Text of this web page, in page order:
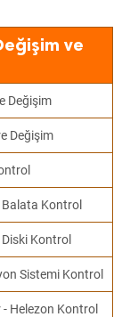
ve
Değişim
Değişim
Kontrol
Kontrol
Sistemi Kontrol
Helezon Kontrol